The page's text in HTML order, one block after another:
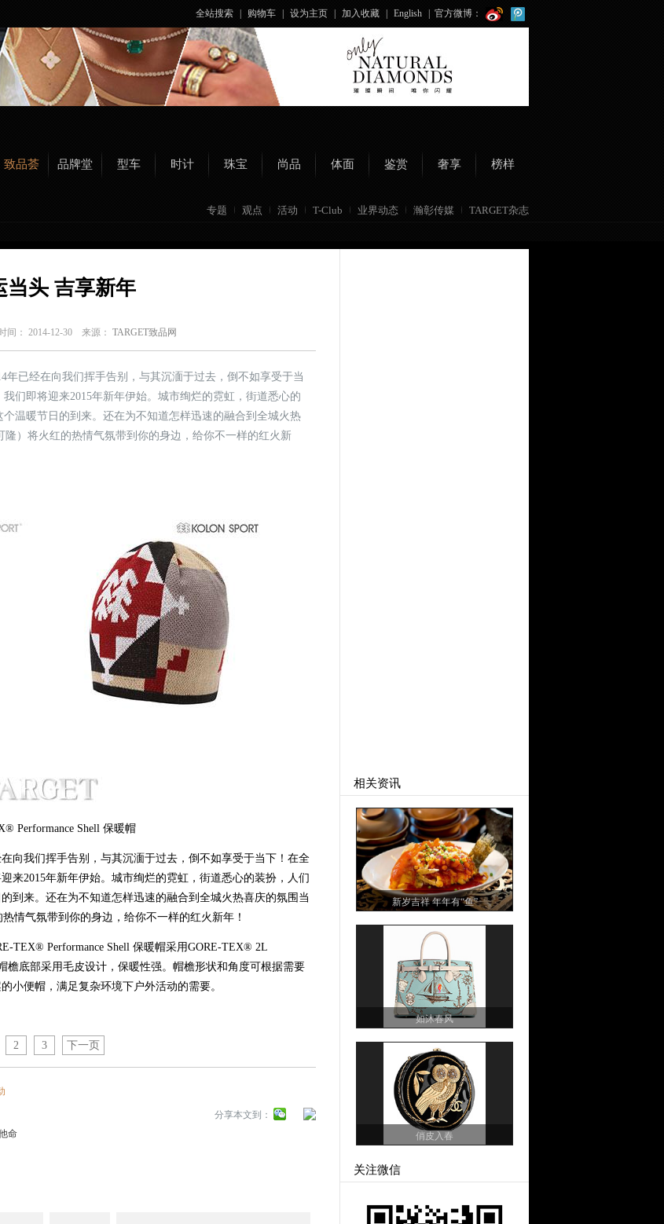
全站搜索 购物车 设为主页 加入收藏 English 官方微博：
致品荟 品牌堂 型车 时计 珠宝 尚品 体面 鉴赏 奢享 榜样
专题 观点 活动 T-Club 业界动态 瀚彰传媒 TARGET杂志
当头 吉享新年
间： 2014-12-30 来源： TARGET致品网
年已经在向我们挥手告别，与其沉湎于过去，倒不如享受于当
们即将迎来2015年新年伊始。城市绚烂的霓虹，街道悉心的
温暖节日的到来。还在为不知道怎样迅速的融合到全城火热
隆）将火红的热情气氛带到你的身边，给你不一样的红火新
Performance Shell 保暖帽
我们挥手告别，与其沉湎于过去，倒不如享受于当下！在全
来2015年新年伊始。城市绚烂的霓虹，街道悉心的装扮，人们
到来。还在为不知道怎样迅速的融合到全城火热喜庆的氛围当
情气氛带到你的身边，给你不一样的红火新年！
Performance Shell 保暖帽采用GORE-TEX® 2L
檐底部采用毛皮设计，保暖性强。帽檐形状和角度可根据需要
小便帽，满足复杂环境下户外活动的需要。
2 3 下一页
分享本文到：
命
相关资讯
新岁吉祥 年年有“鱼”
如沐春风
俏皮入春
关注微信